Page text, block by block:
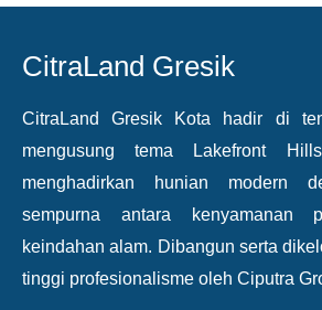
CitraLand Gresik
CitraLand Gresik Kota hadir di
mengusung tema Lakefront
menghadirkan hunian modern
sempurna antara kenyamanan
keindahan alam. Dibangun serta
tinggi profesionalisme oleh Ciputra